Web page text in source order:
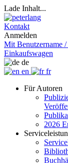
Lade Inhalt...
Kontakt
Anmelden
Mit Benutzername
Einkaufswagen
de
en
fr
Für Autoren
2026